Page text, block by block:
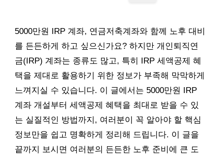
5000만원 IRP 계좌, 연금저축계좌와 함께 노후 대비
를 든든하게 하고 싶으신가요? 하지만 개인퇴직연
금(IRP) 계좌는 종류도 많고, 특히 IRP 세액공제 혜
택을 제대로 활용하기 위한 정보가 부족해 막막하게
느껴지실 수 있습니다. 이 글에서는 5000만원 IRP
계좌 개설부터 세액공제 혜택을 최대로 받을 수 있
는 실질적인 방법까지, 여러분이 꼭 알아야 할 핵심
정보만을 쉽고 명확하게 정리해 드립니다. 이 글을
끝까지 보시면 여러분의 든든한 노후 준비에 큰 도